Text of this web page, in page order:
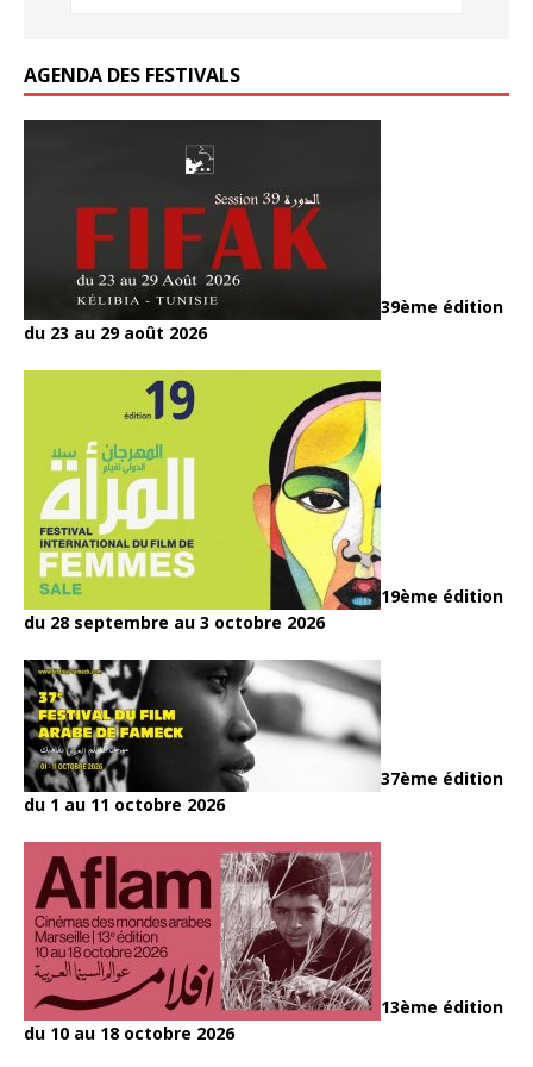
AGENDA DES FESTIVALS
39ème édition
du 23 au 29 août 2026
19ème édition
du 28 septembre au 3 octobre 2026
37ème édition
du 1 au 11 octobre 2026
13ème édition
du 10 au 18 octobre 2026